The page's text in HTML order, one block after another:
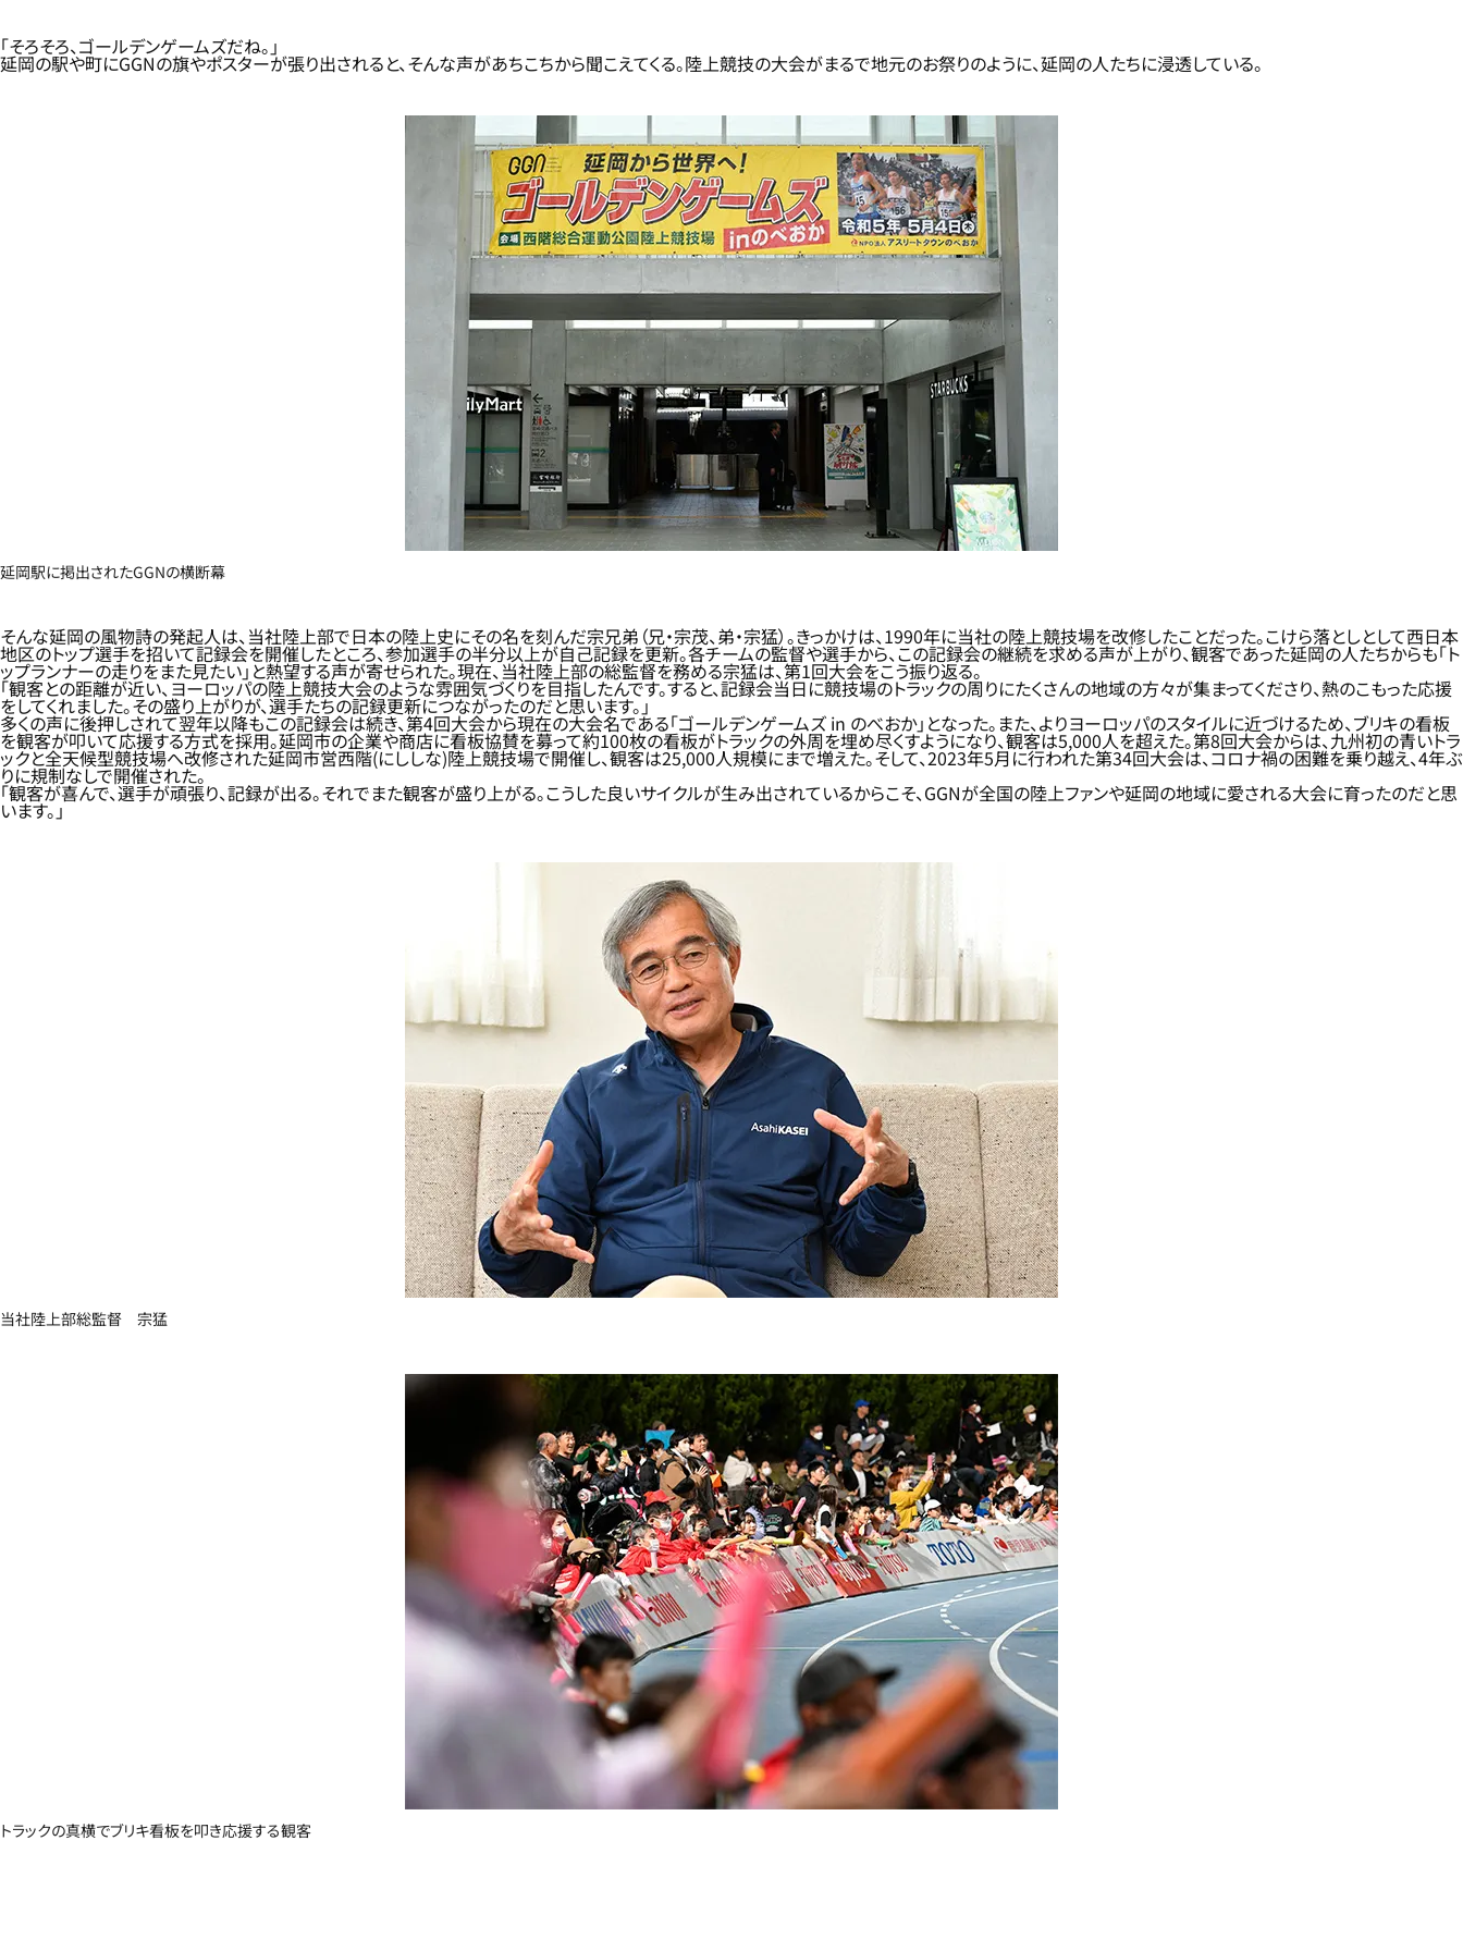
「そろそろ、ゴールデンゲームズだね。」
延岡の駅や町にGGNの旗やポスターが張り出されると、そんな声があちこちから聞こえてくる。陸上競技の大会がまるで地元のお祭りのように、延岡の人たちに浸透している。
延岡駅に掲出されたGGNの横断幕
そんな延岡の風物詩の発起人は、当社陸上部で日本の陸上史にその名を刻んだ宗兄弟（兄・宗茂、弟・宗猛）。きっかけは、1990年に当社の陸上競技場を改修したことだった。こけら落としとして西日本
地区のトップ選手を招いて記録会を開催したところ、参加選手の半分以上が自己記録を更新。各チームの監督や選手から、この記録会の継続を求める声が上がり、観客であった延岡の人たちからも「ト
ップランナーの走りをまた見たい」と熱望する声が寄せられた。現在、当社陸上部の総監督を務める宗猛は、第1回大会をこう振り返る。
「観客との距離が近い、ヨーロッパの陸上競技大会のような雰囲気づくりを目指したんです。すると、記録会当日に競技場のトラックの周りにたくさんの地域の方々が集まってくださり、熱のこもった応援
をしてくれました。その盛り上がりが、選手たちの記録更新につながったのだと思います。」
多くの声に後押しされて翌年以降もこの記録会は続き、第4回大会から現在の大会名である「ゴールデンゲームズ in のべおか」となった。また、よりヨーロッパのスタイルに近づけるため、ブリキの看板
を観客が叩いて応援する方式を採用。延岡市の企業や商店に看板協賛を募って約100枚の看板がトラックの外周を埋め尽くすようになり、観客は5,000人を超えた。第8回大会からは、九州初の青いトラ
ックと全天候型競技場へ改修された延岡市営西階(にししな)陸上競技場で開催し、観客は25,000人規模にまで増えた。そして、2023年5月に行われた第34回大会は、コロナ禍の困難を乗り越え、4年ぶ
りに規制なしで開催された。
「観客が喜んで、選手が頑張り、記録が出る。それでまた観客が盛り上がる。こうした良いサイクルが生み出されているからこそ、GGNが全国の陸上ファンや延岡の地域に愛される大会に育ったのだと思
います。」
当社陸上部総監督 宗猛
トラックの真横でブリキ看板を叩き応援する観客